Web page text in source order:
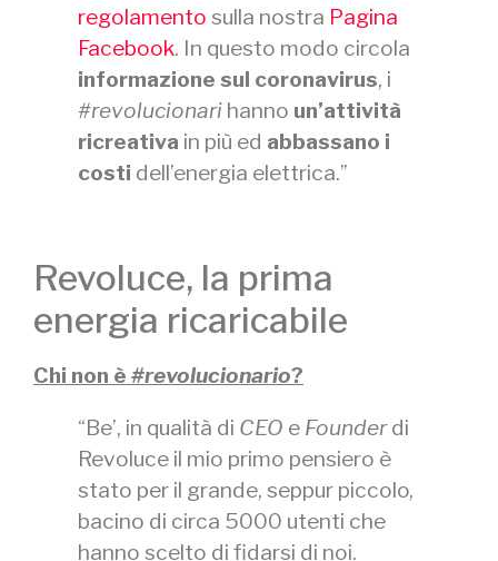
regolamento sulla nostra Pagina
Facebook. In questo modo circola
informazione sul coronavirus, i
#revolucionari hanno un’attività
ricreativa in più ed abbassano i
costi dell’energia elettrica.”
Revoluce, la prima
energia ricaricabile
Chi non è #revolucionario?
“Be’, in qualità di CEO e Founderdi
Revoluce il mio primo pensiero è
stato per il grande, seppur piccolo,
bacino di circa 5000 utenti che
hanno scelto di fidarsi di noi.